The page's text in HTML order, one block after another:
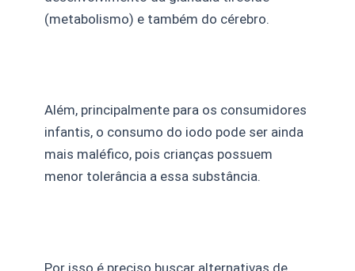
(metabolismo) e também do cérebro.
Além, principalmente para os consumidores
infantis, o consumo do iodo pode ser ainda
mais maléfico, pois crianças possuem
menor tolerância a essa substância.
Por isso é preciso buscar alternativas de